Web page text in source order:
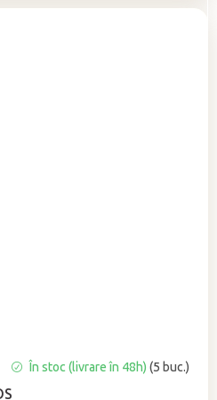
În stoc (livrare în 48h)(5 buc.)